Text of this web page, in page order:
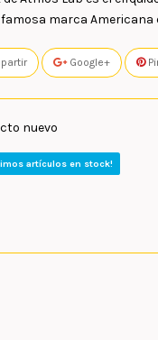
marca Americana
Google+
nuevo
artículos en stock!